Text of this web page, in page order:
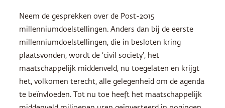
Neem de gesprekken over de Post-2015
millenniumdoelstellingen. Anders dan bij de eerste
millenniumdoelstellingen, die in besloten kring
plaatsvonden, wordt de ‘civil society’, het
maatschappelijk middenveld, nu toegelaten en krijgt
het, volkomen terecht, alle gelegenheid om de agenda
te beïnvloeden. Tot nu toe heeft het maatschappelijk